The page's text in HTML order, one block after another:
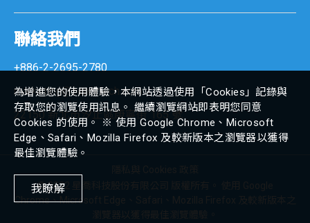
專用支架
多功能支架
壁掛式支架
車載應用系統
iV12 系列
聯絡我們
+886-2-2695-2780
marketing@senortech.com
22150 新北市汐止區康寧街 165 號
© 2022 星喬科技股份有限公司 版權所有。 使用 Google
Chrome、Microsoft Edge、Safari、Mozilla Firefox 及較新版本之
我瞭解
為增進您的使用體驗，本網站透過使用「Cookies」記錄與
存取您的瀏覽使用訊息。 繼續瀏覽網站即表明您同意
Cookies 的使用。 ※ 使用 Google Chrome、Microsoft
Edge、Safari、Mozilla Firefox 及較新版本之瀏覽器以獲得
最佳瀏覽體驗。